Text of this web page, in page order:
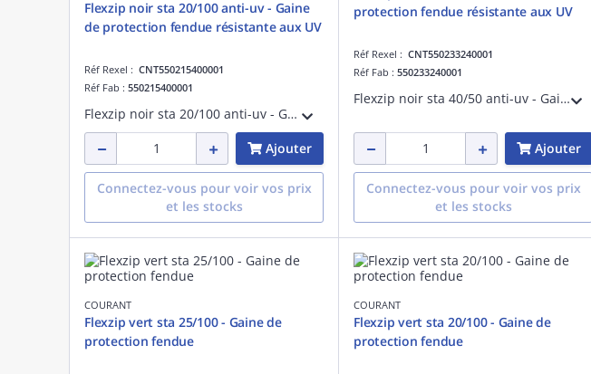
Flexzip noir sta 20/100 anti-uv - Gaine
de protection fendue résistante aux UV
Réf Rexel : CNT550215400001
Réf Fab : 550215400001
Flexzip noir sta 20/100 anti-uv - Gaine de protection fendue résistante aux UV - Pose en montage apparent à l'extérieur des bâtiments - Non propagateur de la flamme - Fabriqué en France
Ajouter
Connectez-vous pour voir vos prix
et les stocks
protection fendue résistante aux UV
Réf Rexel : CNT550233240001
Réf Fab : 550233240001
Flexzip noir sta 40/50 anti-uv - Gaine de protection fendue résistante aux UV - Pose en montage apparent à l'extérieur des bâtiments - Non propagateur de la flamme - Fabriqué en France
Ajouter
Connectez-vous pour voir vos prix
et les stocks
COURANT
Flexzip vert sta 25/100 - Gaine de
protection fendue
COURANT
Flexzip vert sta 20/100 - Gaine de
protection fendue